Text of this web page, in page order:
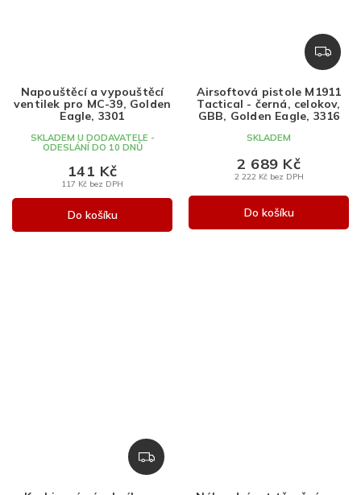
Napouštěcí a vypouštěcí
ventilek pro MC-39, Golden
Eagle, 3301
SKLADEM U DODAVATELE -
ODESLÁNÍ DO 10 DNŮ
117 Kč bez DPH
141 Kč
Do košíku
Z
D
R
M
Airsoftová pistole M1911
Tactical - černá, celokov,
GBB, Golden Eagle, 3316
SKLADEM
2 222 Kč bez DPH
2 689 Kč
Do košíku
Z
D